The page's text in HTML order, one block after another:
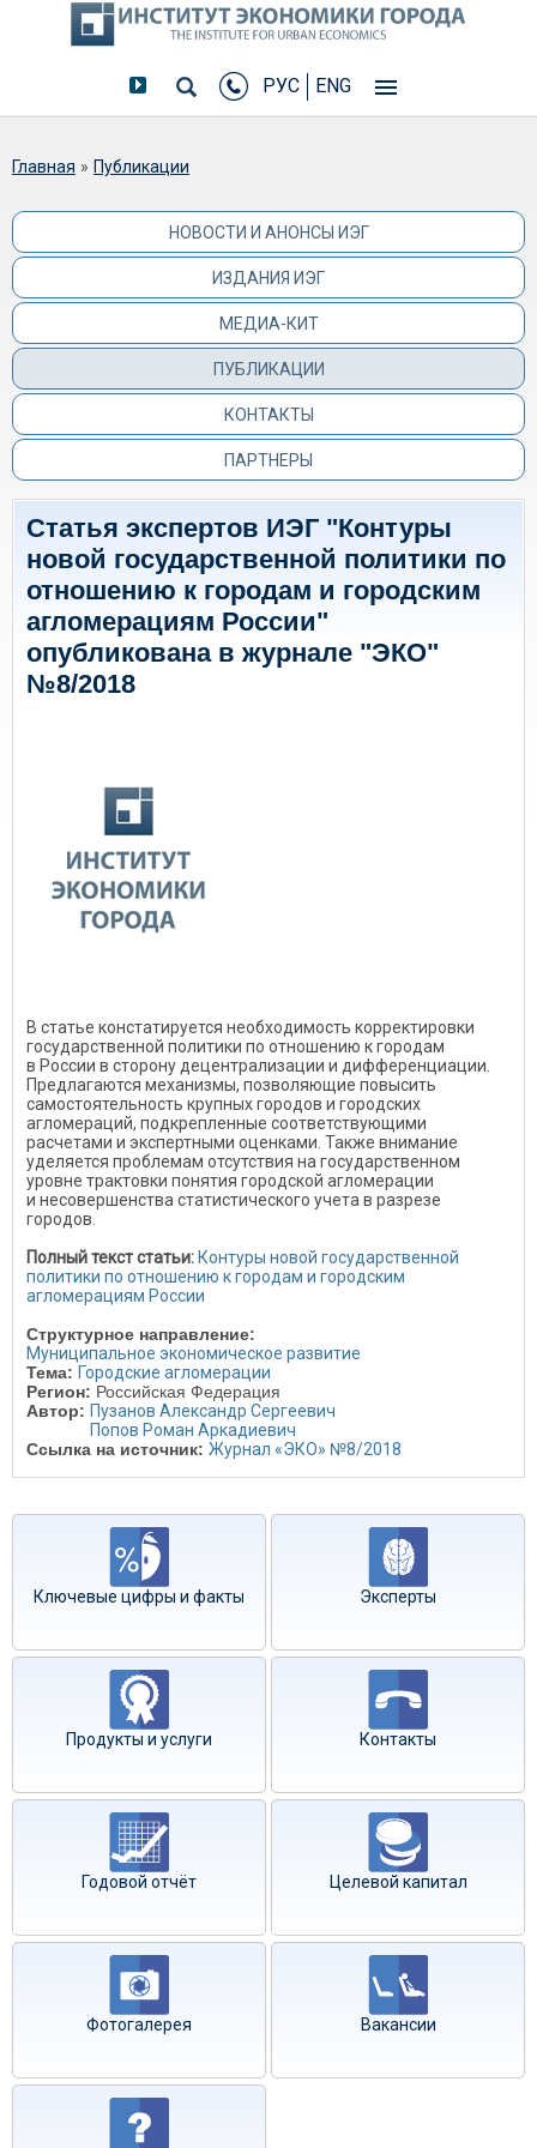
РУС ENG
Вы здесь
Главная » Публикации
НОВОСТИ И АНОНСЫ ИЭГ
ИЗДАНИЯ ИЭГ
МЕДИА-КИТ
ПУБЛИКАЦИИ
КОНТАКТЫ
ПАРТНЕРЫ
Статья экспертов ИЭГ "Контуры
новой государственной политики по
отношению к городам и городским
агломерациям России"
опубликована в журнале "ЭКО"
№8/2018
В статье констатируется необходимость корректировки
государственной политики по отношению к городам
в России в сторону децентрализации и дифференциации.
Предлагаются механизмы, позволяющие повысить
самостоятельность крупных городов и городских
агломераций, подкрепленные соответствующими
расчетами и экспертными оценками. Также внимание
уделяется проблемам отсутствия на государственном
уровне трактовки понятия городской агломерации
и несовершенства статистического учета в разрезе
городов.
Полный текст статьи: Контуры новой государственной
политики по отношению к городам и городским
агломерациям России
Структурное направление:
Муниципальное экономическое развитие
Тема: Городские агломерации
Регион: Российская Федерация
Автор: Пузанов Александр Сергеевич
Попов Роман Аркадиевич
Ссылка на источник: Журнал «ЭКО» №8/2018
Ключевые цифры и факты Эксперты
Продукты и услуги Контакты
Годовой отчёт Целевой капитал
Фотогалерея Вакансии